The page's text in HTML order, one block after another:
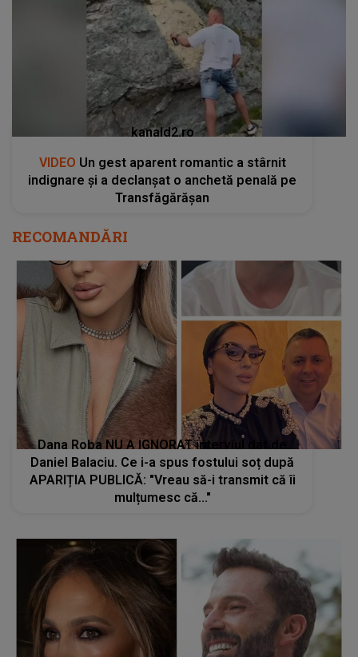
kanald2.ro
VIDEO Un gest aparent romantic a stârnit
indignare și a declanșat o anchetă penală pe
Transfăgărășan
RECOMANDĂRI
Dana Roba NU A IGNORAT interviul dat de
Daniel Balaciu. Ce i-a spus fostului soț după
APARIȚIA PUBLICĂ: "Vreau să-i transmit că îi
mulțumesc că..."